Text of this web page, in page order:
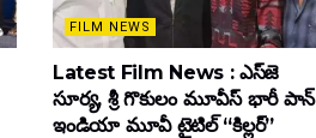
FILM NEWS
Latest Film News : ఎస్‌జె
సూర్య, శ్రీ గొకులం మూవీస్‌ భారీ పాన్‌
ఇండియా మూవీ టైటిల్ “కిల్లర్”